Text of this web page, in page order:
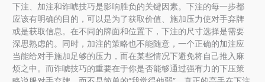
下注、加注和诈唬技巧是影响胜负的关键因素。下注的每一步都
应该有明确的目的，可以是为了获取价值、施加压力使对手弃牌
或是获取信息。在不同的牌面和位置下，下注的尺寸选择是需要
深思熟虑的。同时，加注的策略也不能随意，一个正确的加注应
当能给对手施加足够的压力，而在某些情况下避免将自己推入麻
烦之中。而诈唬技巧的重要在于你是否能够通过强有力的下压策